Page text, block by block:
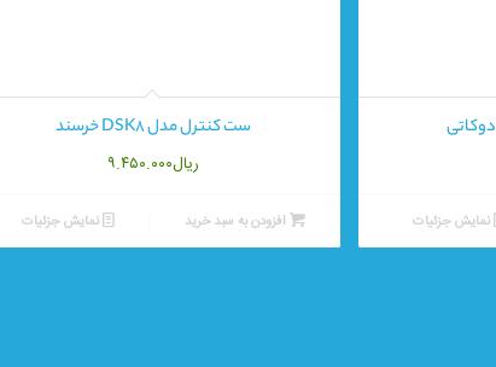
نمایش جزئیات
ست کنترل مدل DSK8 خرسند
ریال۹.۴۵۰.۰۰۰
افزودن به سبد خرید نمایش جزئیات